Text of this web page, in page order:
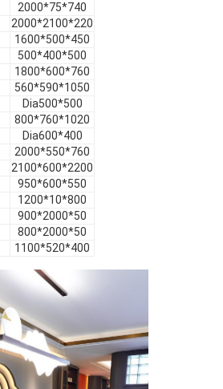
2000*75*740
2000*2100*220
1600*500*450
500*400*500
1800*600*760
560*590*1050
Dia500*500
800*760*1020
Dia600*400
2000*550*760
2100*600*2200
950*600*550
1200*10*800
900*2000*50
800*2000*50
1100*520*400